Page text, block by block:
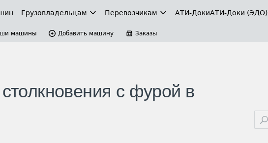
Грузовладельцам Перевозчикам АТИ-ДокиАТИ-Доки (ЭДО)
машины Добавить машину Заказы
с фурой в